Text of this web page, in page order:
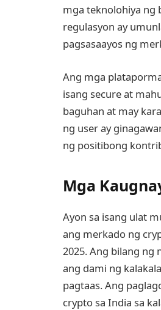
mga teknolohiya ng
regulasyon ay
pagsasaayos ng
Ang mga
isang secure at
baguhan at may
ng user ay
ng positibong
Mga
Ayon sa isang ulat
ang merkado ng
2025. Ang bilang ng
ang dami ng
pagtaas. Ang
crypto sa India sa